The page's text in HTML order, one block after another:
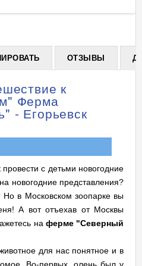
+
ОТЗЫВЫ
к
Ферма
- Егорьевск
с детьми новогодние
новогодние представления?
Но в Московском зоопарке вы
А вот отъехав от Москвы
на ферме "Северный
для нас понятное и в